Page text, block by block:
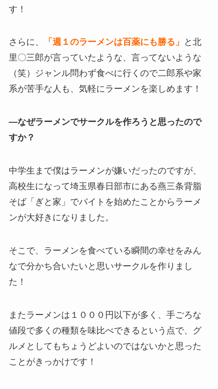
す！
さらに、 「週１のラーメンは百薬にも勝る」
と北
里〇三郎が言っていたような、言ってないような
（笑）ジャンル問わず食べに行くので二郎系や家
系が苦手な人も、気軽にラーメンを楽しめます！
—なぜラーメンでサークルを作ろうと思ったので
すか？
中学生まで僕はラーメンが嫌いだったのですが、
高校生になって埼玉県春日部市にある燕三条背脂
そば「ぎと家」でバイトを始めたことからラーメ
ンが大好きになりました。
そこで、ラーメンを食べている瞬間の幸せをみん
なで分かち合いたいと思いサークルを作りまし
た！
またラーメンは１０００円以下が多く、手ごろな
値段で多くの種類を味比べできるという点で、グ
ルメとしてもちょうどよいのではないかと思った
ことがきっかけです！